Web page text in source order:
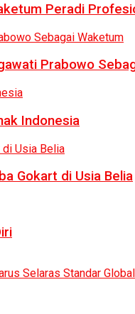
Peradi
Prabowo
Indonesia
Gokart di Usia Belia